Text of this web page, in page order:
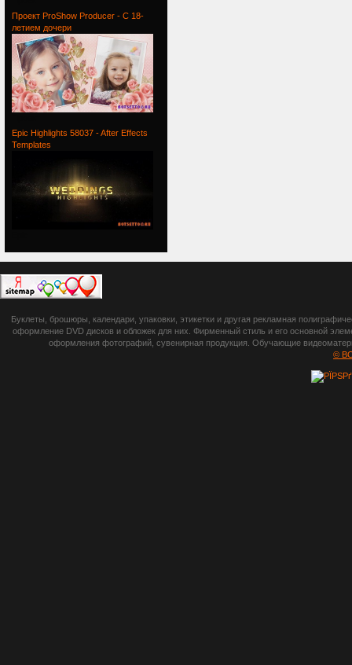
Проект ProShow Producer - С 18-
летием дочери
Epic Highlights 58037 - After Effects
Templates
botsetto.ru -
photoshop,
шрифты,
Буклеты, брошюры, календари, упаковки, этикетки и другая рекламная
оформление DVD дисков и обложек для них. Фирменный стиль и его основной
оформления фотографий, сувенирная продукция. Обучающие
©